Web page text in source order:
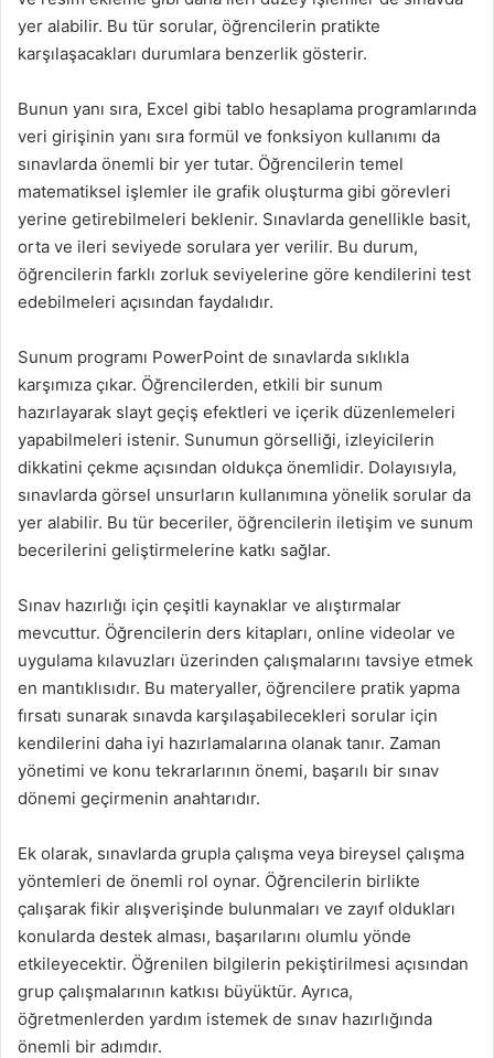
yer alabilir. Bu tür sorular, öğrencilerin pratikte
karşılaşacakları durumlara benzerlik gösterir.
Bunun yanı sıra, Excel gibi tablo hesaplama programlarında
veri girişinin yanı sıra formül ve fonksiyon kullanımı da
sınavlarda önemli bir yer tutar. Öğrencilerin temel
matematiksel işlemler ile grafik oluşturma gibi görevleri
yerine getirebilmeleri beklenir. Sınavlarda genellikle basit,
orta ve ileri seviyede sorulara yer verilir. Bu durum,
öğrencilerin farklı zorluk seviyelerine göre kendilerini test
edebilmeleri açısından faydalıdır.
Sunum programı PowerPoint de sınavlarda sıklıkla
karşımıza çıkar. Öğrencilerden, etkili bir sunum
hazırlayarak slayt geçiş efektleri ve içerik düzenlemeleri
yapabilmeleri istenir. Sunumun görselliği, izleyicilerin
dikkatini çekme açısından oldukça önemlidir. Dolayısıyla,
sınavlarda görsel unsurların kullanımına yönelik sorular da
yer alabilir. Bu tür beceriler, öğrencilerin iletişim ve sunum
becerilerini geliştirmelerine katkı sağlar.
Sınav hazırlığı için çeşitli kaynaklar ve alıştırmalar
mevcuttur. Öğrencilerin ders kitapları, online videolar ve
uygulama kılavuzları üzerinden çalışmalarını tavsiye etmek
en mantıklısıdır. Bu materyaller, öğrencilere pratik yapma
fırsatı sunarak sınavda karşılaşabilecekleri sorular için
kendilerini daha iyi hazırlamalarına olanak tanır. Zaman
yönetimi ve konu tekrarlarının önemi, başarılı bir sınav
dönemi geçirmenin anahtarıdır.
Ek olarak, sınavlarda grupla çalışma veya bireysel çalışma
yöntemleri de önemli rol oynar. Öğrencilerin birlikte
çalışarak fikir alışverişinde bulunmaları ve zayıf oldukları
konularda destek alması, başarılarını olumlu yönde
etkileyecektir. Öğrenilen bilgilerin pekiştirilmesi açısından
grup çalışmalarının katkısı büyüktür. Ayrıca,
öğretmenlerden yardım istemek de sınav hazırlığında
önemli bir adımdır.